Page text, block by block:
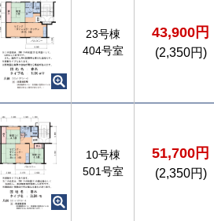
23号棟
404号室
43,900円
(2,350円)
10号棟
501号室
51,700円
(2,350円)